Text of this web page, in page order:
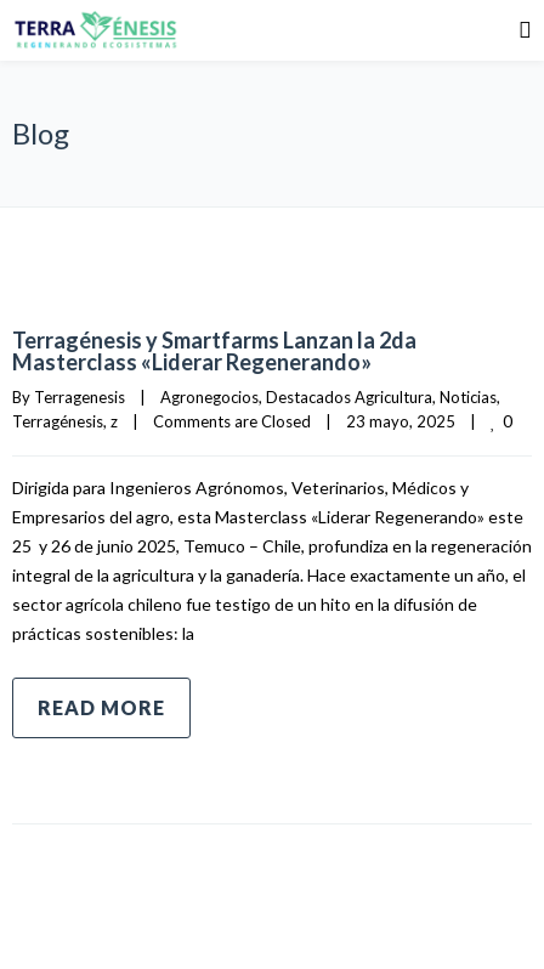
Blog
Terragénesis y Smartfarms Lanzan la 2da
Masterclass «Liderar Regenerando»
By Terragenesis Agronegocios, Destacados Agricultura, Noticias
Terragénesis, z Comments are Closed 23 mayo, 2025 0
Dirigida para Ingenieros Agrónomos, Veterinarios, Médicos y
Empresarios del agro, esta Masterclass «Liderar Regenerando» este
25 y 26 de junio 2025, Temuco – Chile, profundiza en la regeneración
integral de la agricultura y la ganadería. Hace exactamente un año, el
sector agrícola chileno fue testigo de un hito en la difusión de
prácticas sostenibles: la
READ MORE